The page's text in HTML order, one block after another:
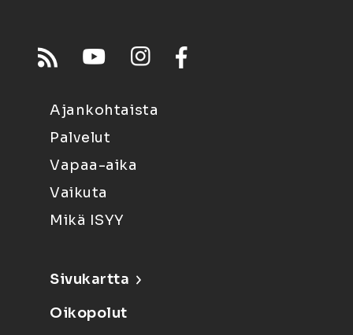
Ajankohtaista
Palvelut
Vapaa-aika
Vaikuta
Mikä ISYY
Sivukartta
Oikopolut